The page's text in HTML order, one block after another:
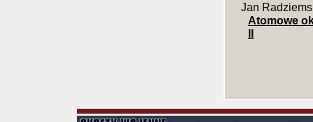
Jan
Atomowe
II